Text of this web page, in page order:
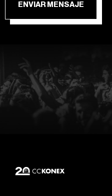
ENVIAR MENSAJE